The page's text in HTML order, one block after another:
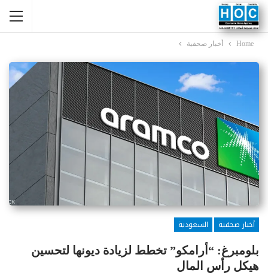
Home أخبار صحفية
أخبار صحفية
السعودية
بلومبرغ: “أرامكو” تخطط لزيادة ديونها لتحسين
هيكل رأس المال